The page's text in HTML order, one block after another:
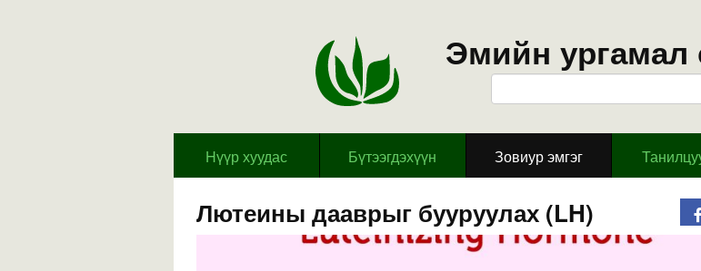
Эмийн ургамал
Hүүр хуудас Бүтээгдэхүүн Зовиур эмгэг
Лютеины дааврыг бууруулах (LH)